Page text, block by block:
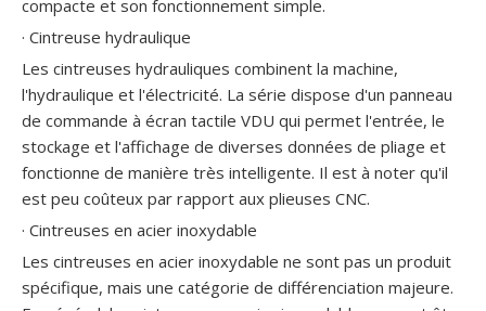
compacte et son fonctionnement simple.
· Cintreuse hydraulique
Les cintreuses hydrauliques combinent la machine,
l'hydraulique et l'électricité. La série dispose d'un panneau
de commande à écran tactile VDU qui permet l'entrée, le
stockage et l'affichage de diverses données de pliage et
fonctionne de manière très intelligente. Il est à noter qu'il
est peu coûteux par rapport aux plieuses CNC.
· Cintreuses en acier inoxydable
Les cintreuses en acier inoxydable ne sont pas un produit
spécifique, mais une catégorie de différenciation majeure.